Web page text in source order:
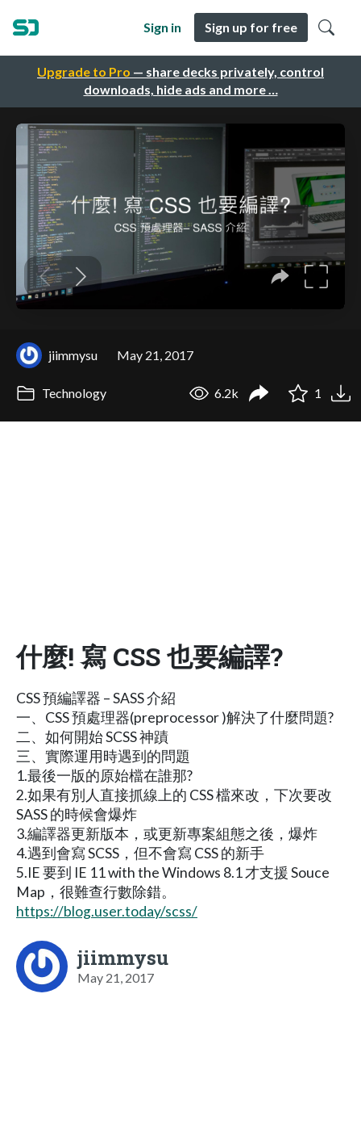
Upgrade to Pro — share decks privately, control
downloads, hide ads and more …
Sign in Sign up for free
jiimmysu May 21, 2017
Technology 6.2k 1
什麼! 寫 CSS 也要編譯?
CSS 預編譯器 – SASS 介紹
一、CSS 預處理器(preprocessor ) 解決了什麼問題?
二、如何開始 SCSS 神蹟
三、實際運用時遇到的問題
1.最後一版的原始檔在誰那?
2.如果有別人直接抓線上的 CSS 檔來改，下次要改
SASS 的時候會爆炸
3.編譯器更新版本，或更新專案組態之後，爆炸
4.遇到會寫 SCSS，但不會寫 CSS 的新手
5.IE 要到 IE 11 with the Windows 8.1 才支援 Souce
Map，很難查行數除錯。
https://blog.user.today/scss/
jiimmysu
May 21, 2017